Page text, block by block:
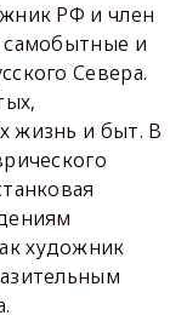
РФ и член
самобытные и
Севера.
жизнь и быт. В
художник